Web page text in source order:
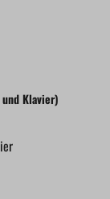
Klavier)